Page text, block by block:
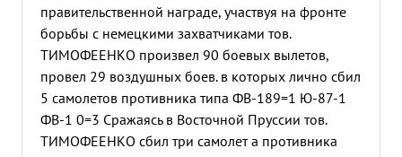
правительственной награде, участвуя на фронте
борьбы с немецкими захватчиками тов.
ТИМОФЕЕНКО произвел 90 боевых вылетов,
провел 29 воздушных боев. в которых лично сбил
5 самолетов противника типа ФВ-189=1 Ю-87-1
ФВ-1 0=3 Сражаясь в Восточной Пруссии тов.
ТИМОФЕЕНКО сбил три самолет а противника